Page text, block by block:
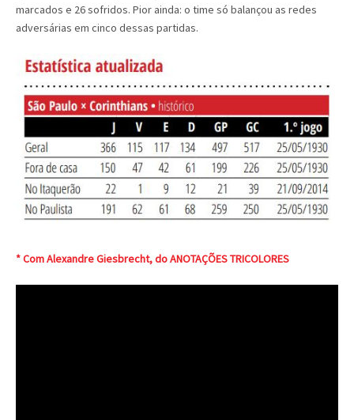
marcados e 26 sofridos. Pior ainda: o time só balançou as redes
adversárias em cinco dessas partidas.
* Com Alexandre Giesbrecht, do ANOTAÇÕES TRICOLORES